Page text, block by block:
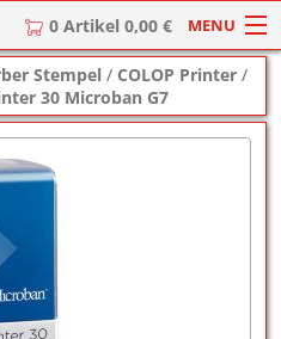
0 Artikel 0,00 € MENU
Stempel / COLOP Printer /
30 Microban G7